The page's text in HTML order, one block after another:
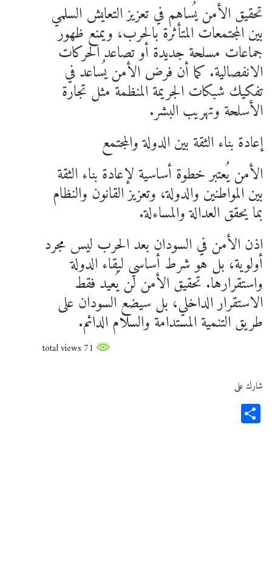
تحقيق الأمن يُساهم في تعزيز التعايش السلمي
بين المجتمعات المتأثرة بالحرب، ويمنع ظهور
جماعات مسلحة جديدة أو تصاعد الحركات
الانفصالية. كما أن فرض الأمن يُساعد في
تفكيك شبكات الجريمة المنظمة مثل تجارة
الأسلحة وتهريب البشر.
إعادة بناء الثقة بين الدولة والمجتمع
الأمن يُعتبر خطوة أساسية لإعادة بناء الثقة
بين المواطنين والدولة، وتعزيز القانون والنظام
بما يحقق العدالة والمساءلة.
اذن الأمن في السودان بعد الحرب ليس مجرد
أولوية، بل هو شرط أساسي لبقاء الدولة
واستقرارها. تحقيق الأمن لن يُعيد فقط
الاستقرار الداخلي، بل سيضع السودان على
طريق التنمية المستدامة والسلام الدائم.
شارك على